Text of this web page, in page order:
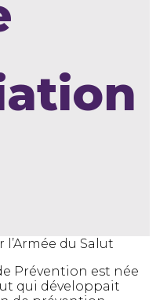
du Salut
Prévention est née
qui développait